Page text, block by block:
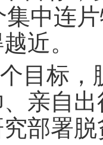
中连
近。
目标
亲自
部署